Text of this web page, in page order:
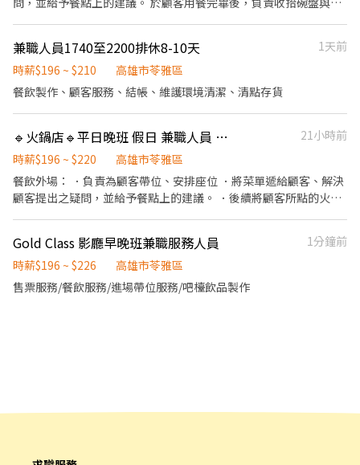
兼職人員1740至2200排休8-10天
1天前
時薪$196 ~ $210
高雄市苓雅區
餐飲製作、顧客服務、結帳、維護環境清潔、清點存貨
🔹火鍋店🔹平日晚班 假日 兼職人員 工讀生時薪$196-220元
21小時前
時薪$196 ~ $220
高雄市苓雅區
餐飲外場： ．負責為顧客帶位、安排座位 ．將菜單遞給顧客、解決
顧客提出之疑問，並給予餐點上的建議。 ．後續將顧客所點的火鍋
負責清理工作環境、設備和餐具。 ．準備不同餐點所需要的食材。
．協助測量食材的容量與重量。 ．負責擺盤、打包外帶服務。
Gold Class 影廳早晚班兼職服務人員
1分鐘前
時薪$196 ~ $226
高雄市苓雅區
售票服務/餐飲服務/進場帶位服務/吧檯飲品製作